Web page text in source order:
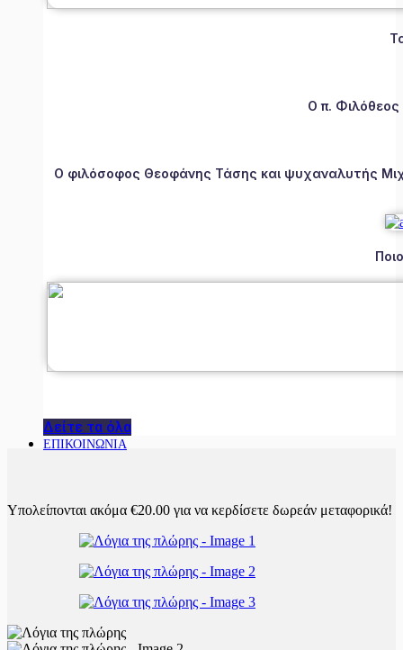
Ο π.
Ο φιλόσοφος Θεοφάνης Τάσης και ψυχαναλυτής
Δείτε τα όλα
ΕΠΙΚΟΙΝΩΝΙΑ
Υπολείπονται ακόμα €20.00 για να κερδίσετε δωρεάν μεταφορικά!